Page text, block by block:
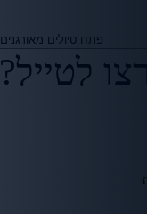
פתח טיולים מאורגנים
לטייל?